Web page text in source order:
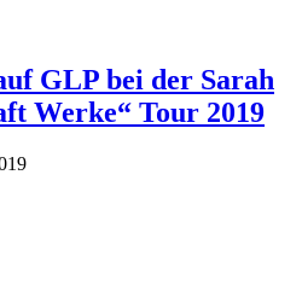
GLP bei der Sarah
Werke“ Tour 2019